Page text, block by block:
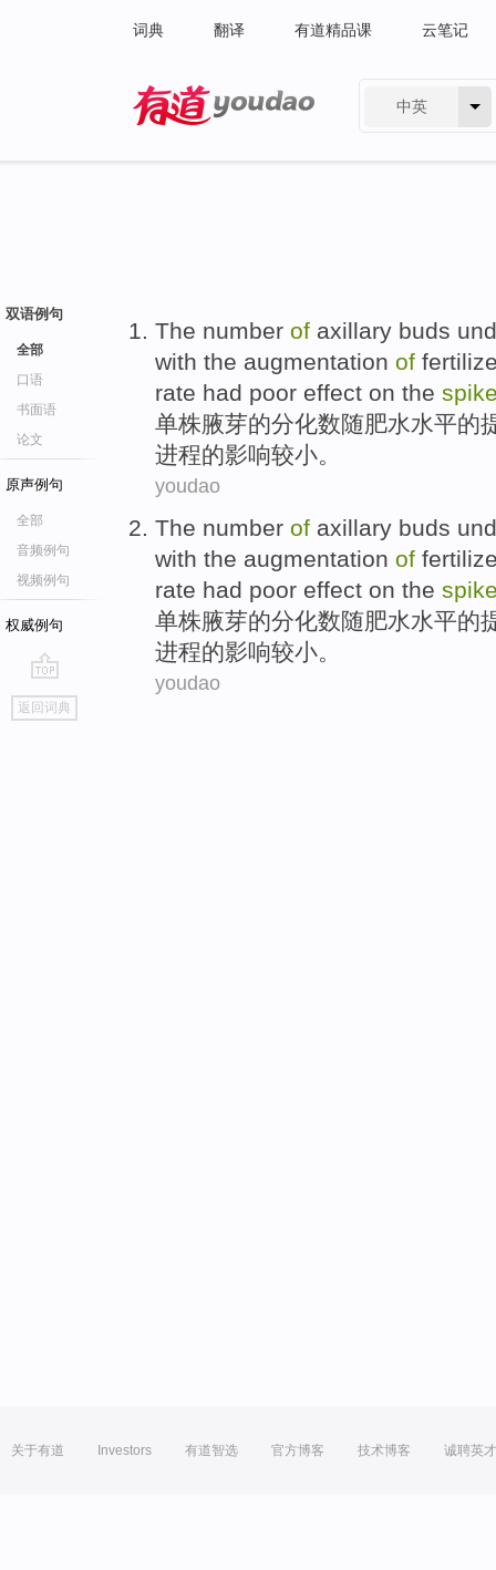
词典 翻译 有道精品课 云笔记
中英
双语例句
全部
口语
书面语
论文
原声例句
全部
音频例句
视频例句
权威例句
go
top
返回词典
The number of axillary buds
with the augmentation of
rate had poor effect on the
单株腋芽的分化数随肥水水平的
进程的影响较小。
youdao
The number of axillary buds
with the augmentation of
rate had poor effect on the
单株腋芽的分化数随肥水水平的
进程的影响较小。
youdao
关于有道 Investors 有道智选 官方博客 技术博客 诚聘英才